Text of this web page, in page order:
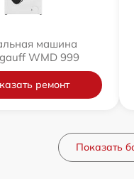
машина
WMD 999
ремонт
Показать